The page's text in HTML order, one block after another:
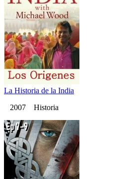
La Historia de la India
2007 Historia